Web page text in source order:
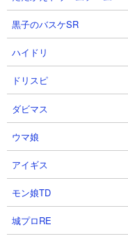
●ネコセイバーオル
は？
黒子のバスケSR
ハイドリ
ドリスピ
ダビマス
ウマ娘
アイギス
モン娘TD
城プロRE